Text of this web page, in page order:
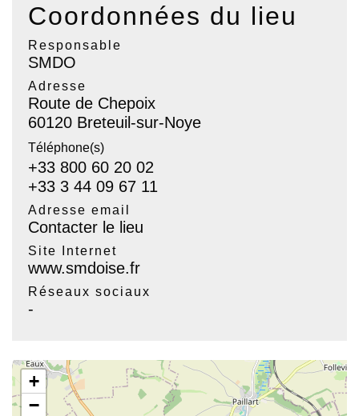
Coordonnées du lieu
Responsable
SMDO
Adresse
Route de Chepoix
60120 Breteuil-sur-Noye
Téléphone(s)
+33 800 60 20 02
+33 3 44 09 67 11
Adresse email
Contacter le lieu
Site Internet
www.smdoise.fr
Réseaux sociaux
-
+
−